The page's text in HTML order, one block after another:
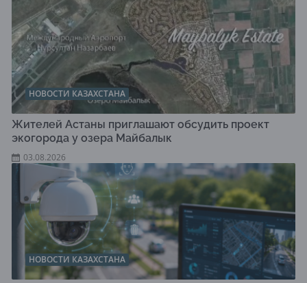
НОВОСТИ КАЗАХСТАНА
Жителей Астаны приглашают обсудить проект
экогорода у озера Майбалык
03.08.2026
НОВОСТИ КАЗАХСТАНА